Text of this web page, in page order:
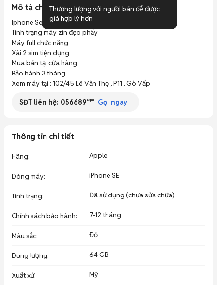
Mô tả chi tiết
Iphone Se 2020
Tình trạng máy zin đẹp phẩy
Máy full chức năng
Xài 2 sim tiện dụng
Mua bán tại cửa hàng
Bảo hành 3 tháng
Xem máy tại : 102/45 Lê Văn Thọ , P11 , Gò Vấp
SĐT liên hệ: 056689*** Gọi ngay
Thông tin chi tiết
Hãng: Apple
Dòng máy: iPhone SE
Tình trạng: Đã sử dụng (chưa sửa chữa)
Chính sách bảo hành: 7-12 tháng
Màu sắc: Đỏ
Dung lượng: 64 GB
Xuất xứ: Mỹ
Thương lượng với người bán để được
giá hợp lý hơn